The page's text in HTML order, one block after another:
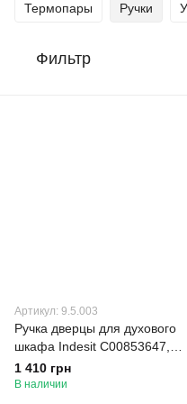
Термопары Ручки
Фильтр
Артикул: 9.5.003
Ручка дверцы для духового
шкафа Indesit C00853647,
Whirlpool 488000853647
1 410 грн
В наличии